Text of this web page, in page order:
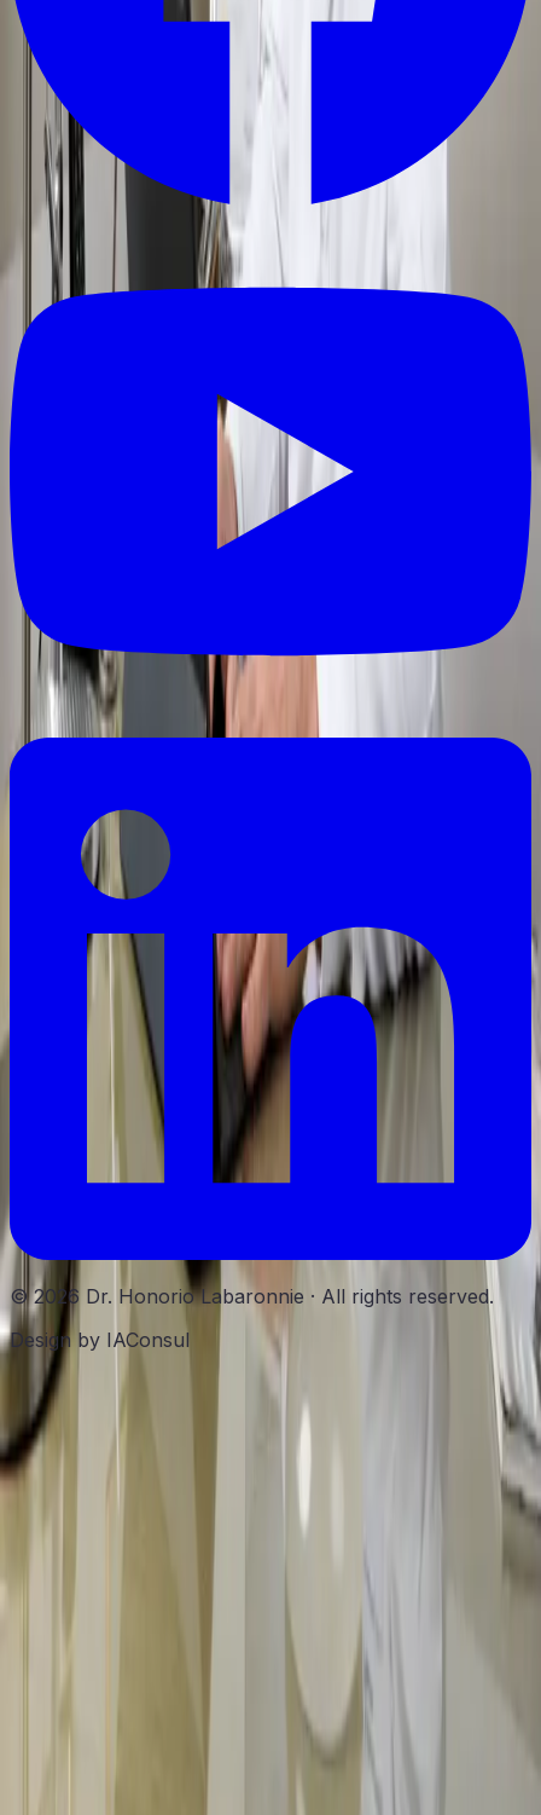
©2026 Dr. Honorio Labaronnie · All rights reserved.
Design by IAConsul